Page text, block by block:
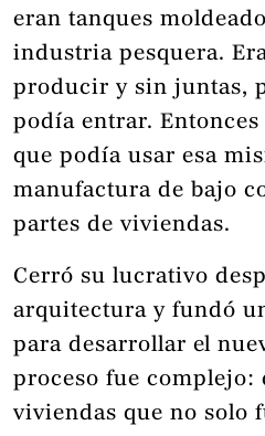
eran tanques
industria pesquera.
producir y sin juntas,
podía entrar.
que podía usar esa
manufactura de bajo
partes de viviendas.
Cerró su lucrativo
arquitectura y fundó
para desarrollar el
proceso fue complejo:
viviendas que no solo